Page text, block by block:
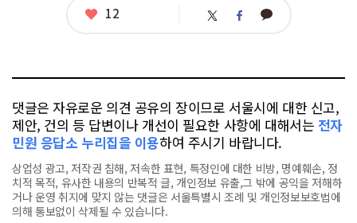
좋
12 트 페 카
댓글은 자유로운 의견 공유의 장이므로 서울시에 대한 신고,
제안, 건의 등 답변이나 개선이 필요한 사항에 대해서는 전자
민원 응답소 누리집을 이용하여 주시기 바랍니다.
상업성 광고, 저작권 침해, 저속한 표현, 특정인에 대한 비방, 명예훼손, 정
치적 목적, 유사한 내용의 반복적 글, 개인정보 유출,그 밖에 공익을 저해하
거나 운영 취지에 맞지 않는 댓글은 서울특별시 조례 및 개인정보보호법에
의해 통보없이 삭제될 수 있습니다.